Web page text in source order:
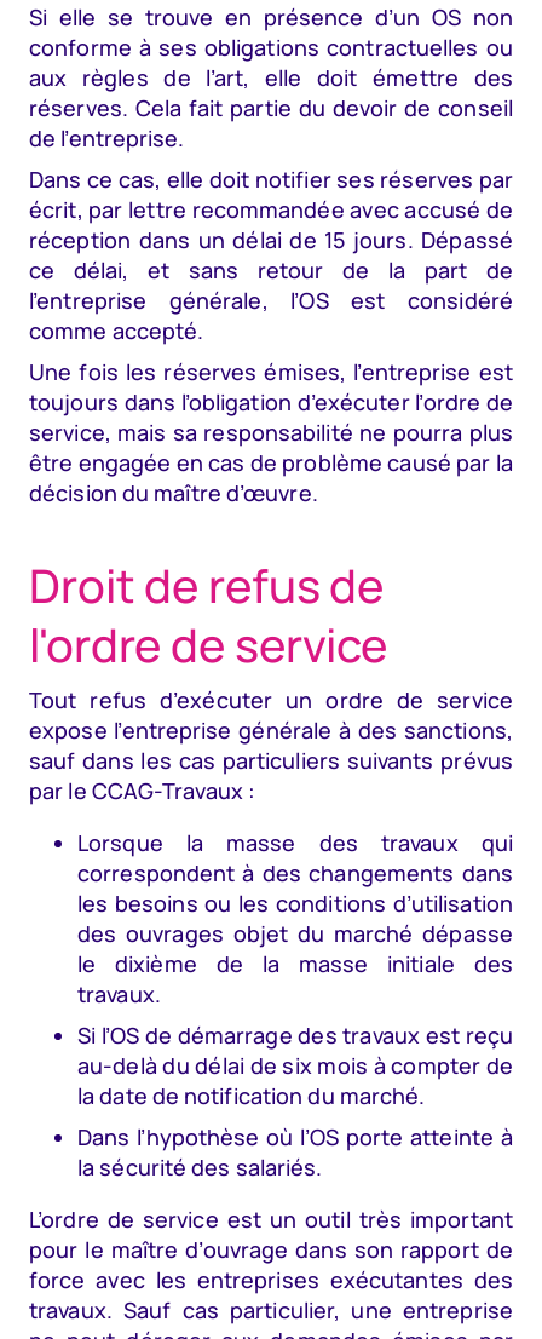
Si elle se trouve en présence d’un OS non
conforme à ses obligations contractuelles ou
aux règles de l’art, elle doit émettre des
réserves. Cela fait partie du devoir de conseil
de l’entreprise.
Dans ce cas, elle doit notifier ses réserves par
écrit, par lettre recommandée avec accusé de
réception dans un délai de 15 jours. Dépassé
ce délai, et sans retour de la part de
l’entreprise générale, l’OS est considéré
comme accepté.
Une fois les réserves émises, l’entreprise est
toujours dans l’obligation d’exécuter l’ordre de
service, mais sa responsabilité ne pourra plus
être engagée en cas de problème causé par la
décision du maître d’œuvre.
Droit de refus de
l'ordre de service
Tout refus d’exécuter un ordre de service
expose l’entreprise générale à des sanctions,
sauf dans les cas particuliers suivants prévus
par le CCAG-Travaux :
Lorsque la masse des travaux qui
correspondent à des changements dans
les besoins ou les conditions d’utilisation
des ouvrages objet du marché dépasse
le dixième de la masse initiale des
travaux.
Si l’OS de démarrage des travaux est reçu
au-delà du délai de six mois à compter de
la date de notification du marché.
Dans l’hypothèse où l’OS porte atteinte à
la sécurité des salariés.
L’ordre de service est un outil très important
pour le maître d’ouvrage dans son rapport de
force avec les entreprises exécutantes des
travaux. Sauf cas particulier, une entreprise